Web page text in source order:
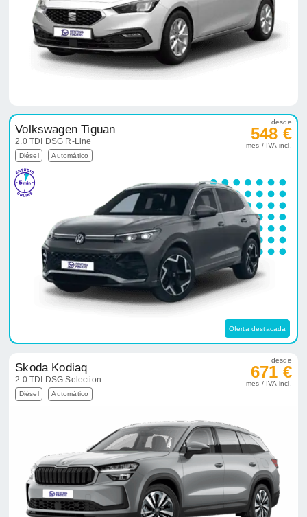
Volkswagen Tiguan
2.0 TDI DSG R-Line
Diésel Automático
desde
548 €
mes / IVA incl.
Oferta destacada
Skoda Kodiaq
2.0 TDI DSG Selection
Diésel Automático
desde
671 €
mes / IVA incl.